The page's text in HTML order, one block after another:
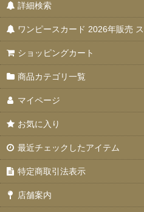
特価品
お楽しみ袋
デッキ販売
プロモカード
PSA10・9
ドン！！カード
エクストラブースター EGGHEAD
詳細検索
ワンピースカード 2026年販売
ショッピングカート
商品カテゴリ一覧
マイページ
お気に入り
最近チェックしたアイテム
特定商取引法表示
店舗案内